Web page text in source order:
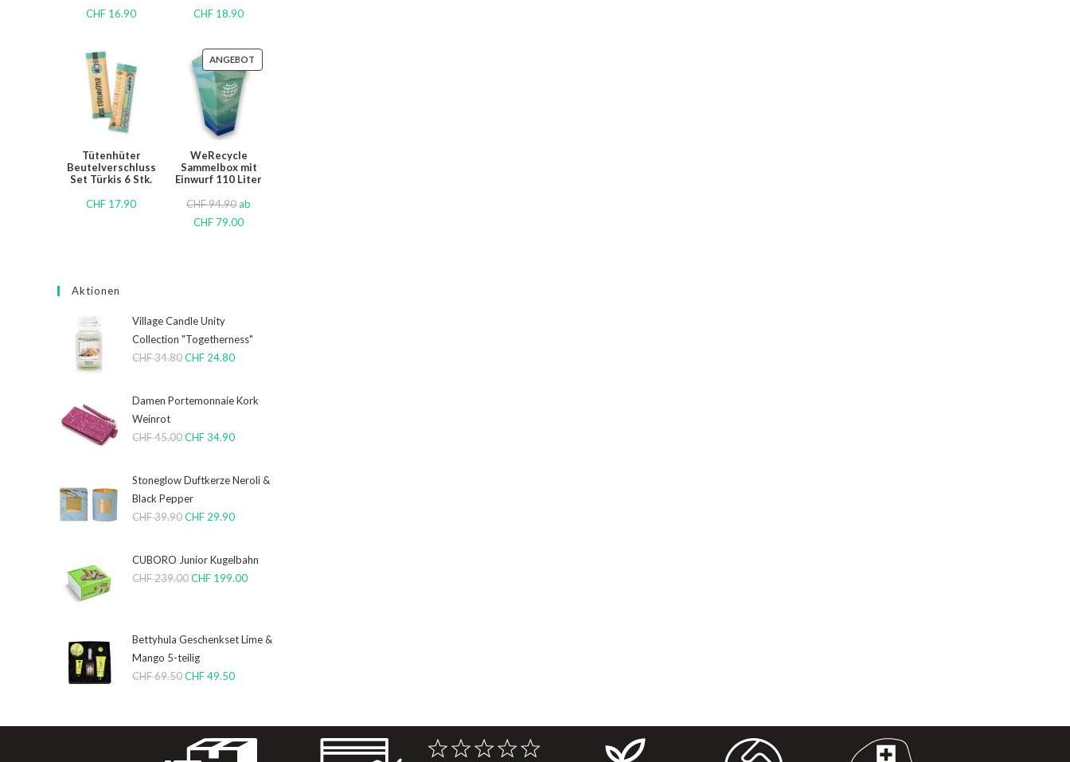
CHF 16.90
CHF 18.90
Tütenhüter
Beutelverschluss
Set Türkis 6 Stk.
CHF 17.90
ANGEBOT
WeRecycle
Sammelbox mit
Einwurf 110 Liter
CHF94.90ab
CHF 79.00
Aktionen
Village Candle Unity
Collection "Togetherness"
CHF34.80CHF 24.80
Damen Portemonnaie Kork
Weinrot
CHF45.00CHF34.90
Stoneglow Duftkerze Neroli &
Black Pepper
CHF39.90CHF 29.90
CUBORO Junior Kugelbahn
CHF239.00CHF 199.00
Bettyhula Geschenkset Lime &
Mango 5-teilig
CHF69.50CHF49.50